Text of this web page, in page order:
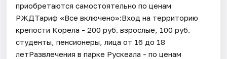
приобретаются самостоятельно по ценам
РЖДТариф «Все включено»:Вход на территорию
крепости Корела - 200 руб. взрослые, 100 руб.
студенты, пенсионеры, лица от 16 до 18
летРазвлечения в парке Рускеала - по ценам